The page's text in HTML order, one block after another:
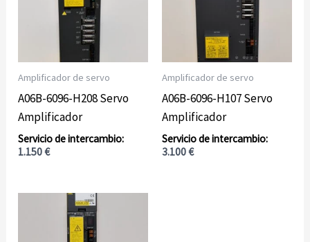
Amplificador de servo
A06B-6096-H208 Servo
Amplificador
1.150€
Amplificador de servo
A06B-6096-H107 Servo
Amplificador
3.100€